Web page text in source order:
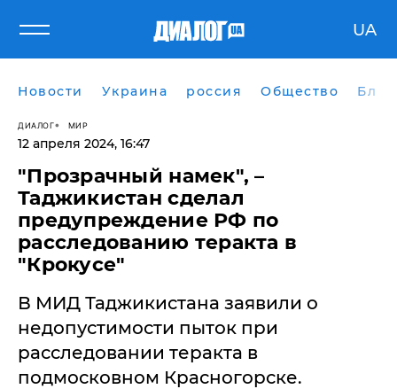
UA
Новости Украина россия Общество
ДИАЛОГ МИР
12 апреля 2024, 16:47
"Прозрачный намек", –
Таджикистан сделал
предупреждение РФ по
расследованию теракта в
"Крокусе"
В МИД Таджикистана заявили о
недопустимости пыток при
расследовании теракта в
подмосковном Красногорске.